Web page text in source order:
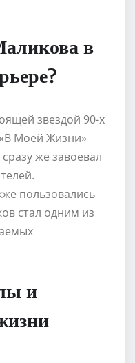
в
звездой 90-х
Моей Жизни»
же завоевал
пользовались
стал одним из
и